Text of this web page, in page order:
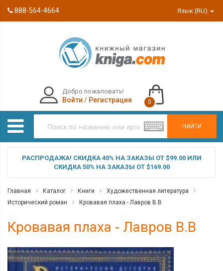
888-564-4664 Язык (RU)
НАЙТИ
Добро пожаловать!
Войти / Регистрация 0
РАСПРОДАЖА! СКИДКА 40% НА ЗАКАЗЫ ОТ $99.00 ИЛИ
СКИДКА 50% НА ЗАКАЗЫ ОТ $169.00
Главная Каталог Книги
Художественная литература
Исторический роман
Кровавая плаха - Лавров В.В
Кровавая плаха - Лавров В.В